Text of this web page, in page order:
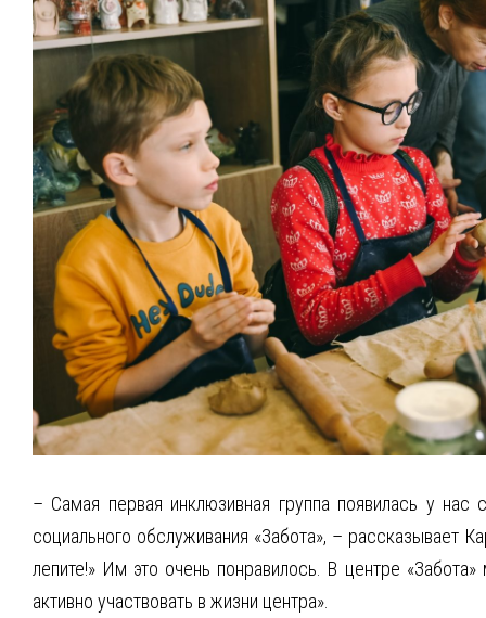
– Самая первая инклюзивная группа появилась у
социального обслуживания «Забота», – рассказывает
лепите!» Им это очень понравилось. В центре
активно участвовать в жизни центра».